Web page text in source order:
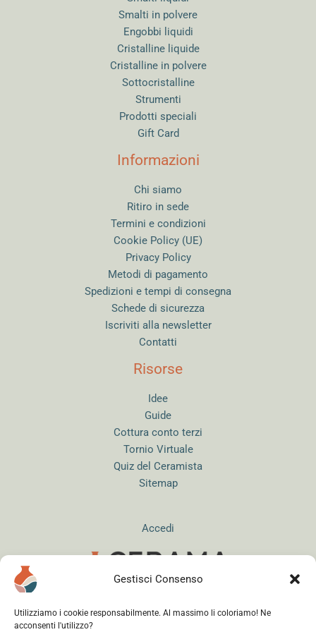
Gestisci Consenso
Utilizziamo i cookie responsabilmente. Al massimo li coloriamo! Ne
acconsenti l'utilizzo?
Smalti in polvere
Engobbi liquidi
Cristalline liquide
Cristalline in polvere
Sottocristalline
Strumenti
Prodotti speciali
Gift Card
Informazioni
Chi siamo
Ritiro in sede
Termini e condizioni
Cookie Policy (UE)
Privacy Policy
Metodi di pagamento
Spedizioni e tempi di consegna
Schede di sicurezza
Iscriviti alla newsletter
Contatti
Risorse
Idee
Guide
Cottura conto terzi
Tornio Virtuale
Quiz del Ceramista
Sitemap
Accedi
Instagram
WhatsApp
Facebook